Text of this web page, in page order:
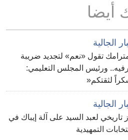
أيضا
الجالية
تقول «نعم» لتجديد ضريبة
ورئيس المجلس التعليمي:
لثقتكم«
الجالية
تاريخي لعبد السيد على آلة إيباك في
التمهيدية